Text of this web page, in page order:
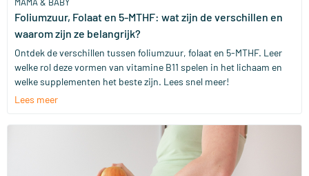
Foliumzuur, Folaat en 5-MTHF: wat zijn de verschillen en
waarom zijn ze belangrijk?
Ontdek de verschillen tussen foliumzuur, folaat en 5-MTHF. Leer
welke rol deze vormen van vitamine B11 spelen in het lichaam en
welke supplementen het beste zijn. Lees snel meer!
Lees meer